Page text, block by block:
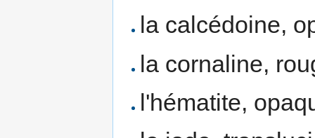
la calcédoine,
la cornaline,
l'hématite,